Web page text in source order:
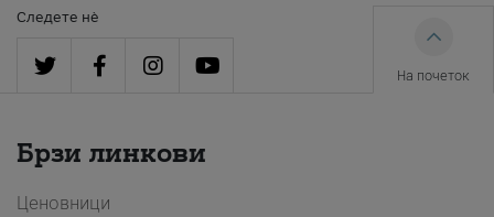
Следете нè
На почеток
Брзи линкови
Ценовници